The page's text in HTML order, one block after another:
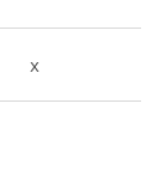
x